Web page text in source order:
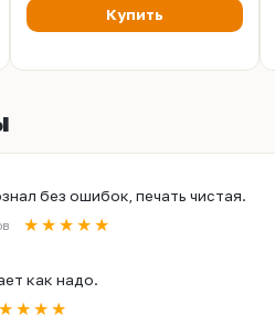
Купить
без ошибок, печать чистая.
как надо.